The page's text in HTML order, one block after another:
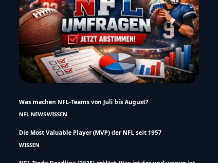
Was machen NFL-Teams von Juli bis August?
NFL NEWSWISSEN
Die Most Valuable Player (MVP) der NFL seit 1957
WISSEN